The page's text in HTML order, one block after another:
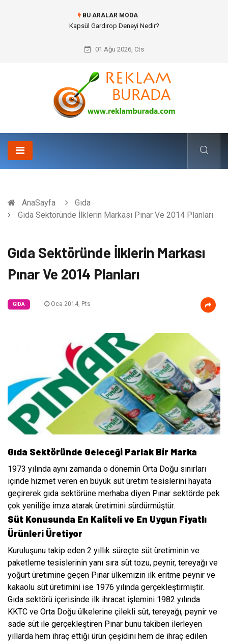
BU ARALAR MODA
Ataşehir Gitar Dersi Ve Modern Yaşamda Sanatla Gelen Dinginlik
01 Ağu 2026, Cts
AnaSayfa
Gıda
Gıda Sektöründe İlklerin Markası Pınar Ve 2014 Planları
Gıda Sektöründe İlklerin Markası
Pınar Ve 2014 Planları
GIDA Oca 2014, Pts
Gıda Sektöründe Geleceği Parlak Bir Marka
1973 yılında aynı zamanda o dönemin Orta Doğu sınırları
içinde hizmet veren en büyük süt üretim tesislerini hayata
geçirerek gıda sektörüne merhaba diyen Pınar sektörde pek
çok yeniliğe imza atarak üretimini sürdürmüştür.
Süt Konusunda En Kaliteli ve En Uygun Fiyatlı
Ürünleri Üretiyor
Kuruluşunu takip eden 2 yıllık süreçte süt üretiminin ve
paketleme tesislerinin yanı sıra süt tozu, peynir, tereyağı ve
yoğurt üretimine geçen Pınar ülkemizin ilk eritme peynir ve
kakaolu süt üretimini ise 1976 yılında gerçekleştirmiştir.
Gıda sektörü içerisinde ilk ihracat işlemini 1982 yılında
KKTC ve Orta Doğu ülkelerine çilekli süt, tereyağı, peynir ve
sade süt ile gerçekleştiren Pınar bunu takiben ilerleyen
yıllarda hem ihraç ettiği ürün çeşidini hem de ihraç edilen